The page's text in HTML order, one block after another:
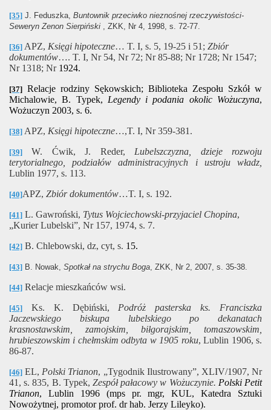
[35] J. Feduszka, Buntownik przeciwko nieznośnej rzeczywistości-
Seweryn Zenon Sierpiński , ZKK, Nr 4, 1998, s. 72-77.
[36] APZ, Księgi hipoteczne… T. I, s. 5, 19-25 i 51; Zbiór
dokumentów…. T. I, Nr 54, Nr 72; Nr 85-88; Nr 1728; Nr 1547;
Nr 1318; Nr 1924.
[37] Relacje rodziny Sękowskich; Biblioteka Zespołu Szkół w
Michalowie, B. Typek, Legendy i podania okolic Wożuczyna,
Wożuczyn 2003, s. 6.
[38] APZ, Księgi hipoteczne…,T. I, Nr 359-381.
[39] W. Ćwik, J. Reder, Lubelszczyzna, dzieje rozwoju
terytorialnego, podziałów administracyjnych i ustroju władz,
Lublin 1977, s. 113.
[40]APZ, Zbiór dokumentów…T. I, s. 192.
[41] L. Gawroński, Tytus Wojciechowski-przyjaciel Chopina,
„Kurier Lubelski”, Nr 157, 1974, s. 7.
[42] B. Chlebowski, dz, cyt, s. 15.
[43] B. Nowak, Spotkał na strychu Boga, ZKK, Nr 2, 2007, s. 35-38.
[44] Relacje mieszkańców wsi.
[45] Ks. K. Dębiński, Podróż pasterska ks. Franciszka
Jaczewskiego biskupa lubelskiego po dekanatach
krasnostawskim, zamojskim, biłgorajskim, tomaszowskim,
hrubieszowskim i chełmskim odbyta w 1905 roku, Lublin 1906, s.
86-87.
[46] EL, Polski Trianon, „Tygodnik Ilustrowany”, XLIV/1907, Nr
41, s. 835, B. Typek, Zespół pałacowy w Wożuczynie. Polski Petit
Trianon, Lublin 1996 (mps pr. mgr, KUL, Katedra Sztuki
Nowożytnej, promotor prof. dr hab. Jerzy Lileyko).